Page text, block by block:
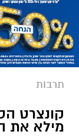
תרבות
קונצרט
מילא את